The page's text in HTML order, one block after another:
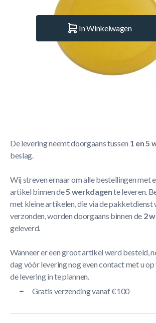
In Winkelwagen
De levering neemt doorgaans tussen 1 en 5
beslag.
Wij streven ernaar om alle bestellingen met
artikel binnen de5 werkdagente leveren.
met kleine artikelen, die via de pakketdienst
verzonden, worden doorgaans binnen de 2
geleverd.
Wanneer er een groot artikel werd besteld,
dag vóór levering nog even contact met u op
de levering in te plannen.
Gratis verzending vanaf €100